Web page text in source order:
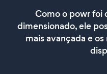
Como o powr foi
dimensionado, ele
mais avançada e